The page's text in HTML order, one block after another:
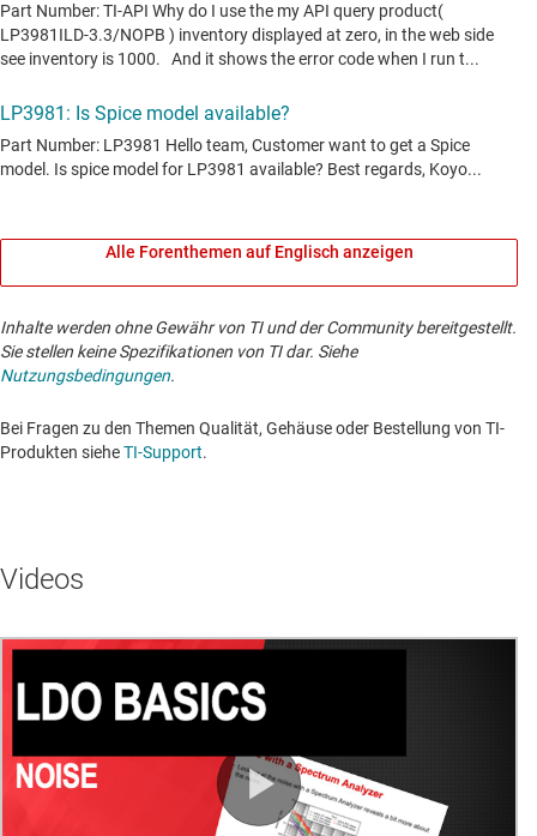
Alle Forenthemen auf Englisch anzeigen
Inhalte werden ohne Gewähr von TI und der Community bereitgestellt.
Sie stellen keine Spezifikationen von TI dar. Siehe
Nutzungsbedingungen.
Bei Fragen zu den Themen Qualität, Gehäuse oder Bestellung von TI-
Produkten sieheTI-Support. ​​​​​​​​​​​​​​
Videos